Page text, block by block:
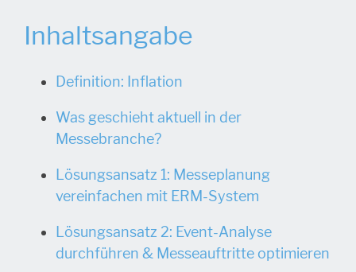
Inhaltsangabe
Definition: Inflation
Was geschieht aktuell in der
Messebranche?
Lösungsansatz 1: Messeplanung
vereinfachen mit ERM-System
Lösungsansatz 2: Event-Analyse
durchführen & Messeauftritte optimieren